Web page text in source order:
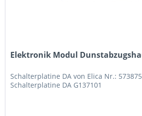
Elektronik Modul
Schalterplatine DA von Elica Nr.:
Schalterplatine DA G137101